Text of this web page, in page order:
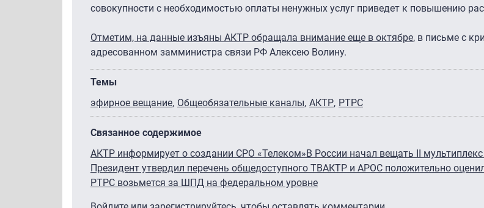
совокупности с необходимостью оплаты ненужных услуг приведет к повышению
Отметим, на данные изъяны АКТР обращала внимание еще в октябре, в письме с
адресованном замминистра связи РФ Алексею Волину.
Темы
эфирное вещание Общеобязательные каналы АКТР РТРС
Связанное содержимое
АКТР информирует о создании СРО «Телеком»В России начал вещать II
Президент утвердил перечень общедоступного ТВАКТР и АРОС положительно
РТРС возьмется за ШПД на федеральном уровне